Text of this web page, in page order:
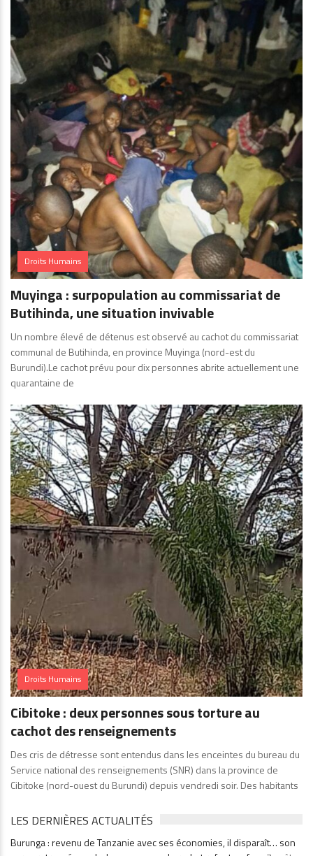
Droits Humains
Muyinga : surpopulation au commissariat de
Butihinda, une situation invivable
Un nombre élevé de détenus est observé au cachot du commissariat
communal de Butihinda, en province Muyinga (nord-est du
Burundi).Le cachot prévu pour dix personnes abrite actuellement une
quarantaine de
Droits Humains
Cibitoke : deux personnes sous torture au
cachot des renseignements
Des cris de détresse sont entendus dans les enceintes du bureau du
Service national des renseignements (SNR) dans la province de
Cibitoke (nord-ouest du Burundi) depuis vendredi soir. Des habitants
LES DERNIÈRES ACTUALITÉS
Burunga : revenu de Tanzanie avec ses économies, il disparaît… son